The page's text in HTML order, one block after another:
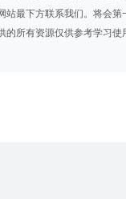
站最下方联系我们。将会
的所有资源仅供参考学习